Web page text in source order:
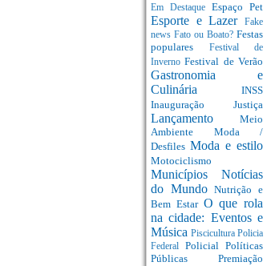
Em Destaque Espaço Pet
Esporte e Lazer
Fake
news Fato ou Boato? Festas
populares
Festival de
InvernoFestival de Verão
Gastronomia e
Culinária INSS
Inauguração Justiça
Lançamento Meio
Ambiente Moda /
Desfiles Moda e estilo
Motociclismo
Municípios Notícias
do MundoNutrição e
Bem Estar O que rola
na cidade: Eventos e
Música Piscicultura Policia
Federal Policial Políticas
Públicas Premiação